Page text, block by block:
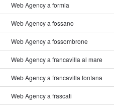
Web Agency a formia
Web Agency a fossano
Web Agency a fossombrone
Web Agency a francavilla al mare
Web Agency a francavilla fontana
Web Agency a frascati